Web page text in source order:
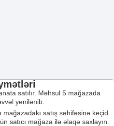
satılır. Məhsul 5 mağazada
yenilənib.
satış səhifəsinə keçid
satıcı mağaza ilə əlaqə saxlayın.